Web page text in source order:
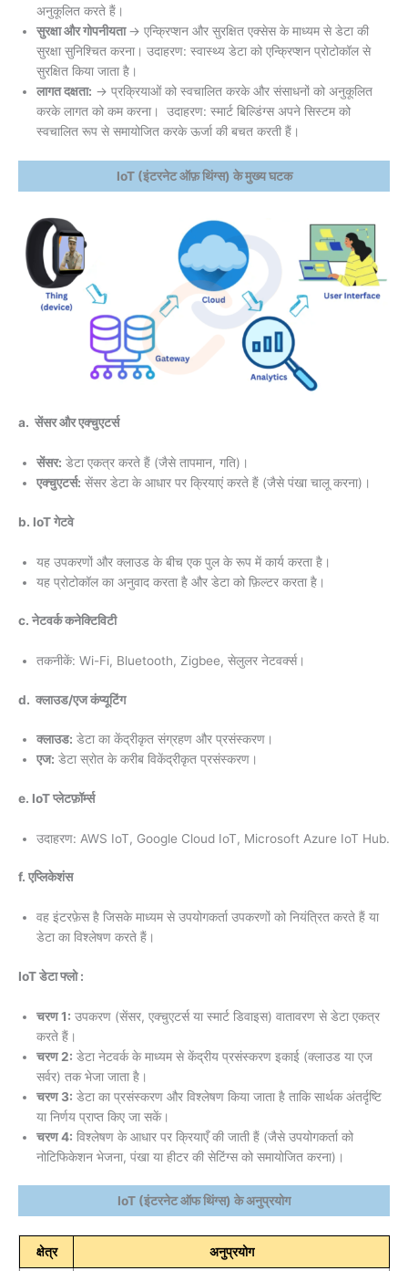
अनुकूलित करते हैं।
सुरक्षा और गोपनीयता→ एन्क्रिप्शन और सुरक्षित एक्सेस के माध्यम से डेटा की
सुरक्षा सुनिश्चित करना। उदाहरण: स्वास्थ्य डेटा को एन्क्रिप्शन प्रोटोकॉल से
सुरक्षित किया जाता है।
लागत दक्षता: → प्रक्रियाओं को स्वचालित करके और संसाधनों को अनुकूलित
करके लागत को कम करना। उदाहरण: स्मार्ट बिल्डिंग्स अपने सिस्टम को
स्वचालित रूप से समायोजित करके ऊर्जा की बचत करती हैं।
IoT (इंटरनेट ऑफ़ थिंग्स) के मुख्य घटक
a. सेंसर और एक्चुएटर्स
सेंसर: डेटा एकत्र करते हैं (जैसे तापमान, गति)।
एक्चुएटर्स: सेंसर डेटा के आधार पर क्रियाएं करते हैं (जैसे पंखा चालू करना)।
b. IoT गेटवे
यह उपकरणों और क्लाउड के बीच एक पुल के रूप में कार्य करता है।
यह प्रोटोकॉल का अनुवाद करता है और डेटा को फ़िल्टर करता है।
c. नेटवर्क कनेक्टिविटी
तकनीकें: Wi-Fi, Bluetooth, Zigbee, सेलुलर नेटवर्क्स।
d. क्लाउड/एज कंप्यूटिंग
क्लाउड: डेटा का केंद्रीकृत संग्रहण और प्रसंस्करण।
एज: डेटा स्रोत के करीब विकेंद्रीकृत प्रसंस्करण।
e. IoT प्लेटफ़ॉर्म्स
उदाहरण: AWS IoT, Google Cloud IoT, Microsoft Azure IoT Hub.
f. एप्लिकेशंस
वह इंटरफ़ेस है जिसके माध्यम से उपयोगकर्ता उपकरणों को नियंत्रित करते हैं या
डेटा का विश्लेषण करते हैं।
IoT डेटा फ्लो :
चरण 1: उपकरण (सेंसर, एक्चुएटर्स या स्मार्ट डिवाइस) वातावरण से डेटा एकत्र
करते हैं।
चरण 2: डेटा नेटवर्क के माध्यम से केंद्रीय प्रसंस्करण इकाई (क्लाउड या एज
सर्वर) तक भेजा जाता है।
चरण 3: डेटा का प्रसंस्करण और विश्लेषण किया जाता है ताकि सार्थक अंतर्दृष्टि
या निर्णय प्राप्त किए जा सकें।
चरण 4: विश्लेषण के आधार पर क्रियाएँ की जाती हैं (जैसे उपयोगकर्ता को
नोटिफिकेशन भेजना, पंखा या हीटर की सेटिंग्स को समायोजित करना)।
IoT (इंटरनेट ऑफ थिंग्स) के अनुप्रयोग
क्षेत्र अनुप्रयोग